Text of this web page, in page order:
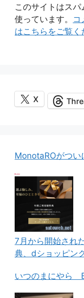
このサイトはス
使っています。 コ
はこちらをご覧く
X
MonotaROがつい
7月から開始され
典、dショッピン
いつのまにやら